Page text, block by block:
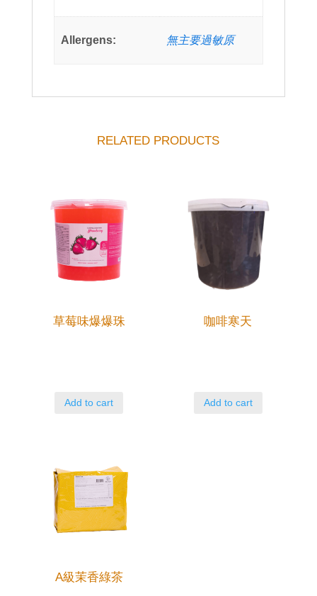
Allergens: 無主要過敏原
RELATED PRODUCTS
草莓味爆爆珠
Add to cart
咖啡寒天
Add to cart
A級茉香綠茶